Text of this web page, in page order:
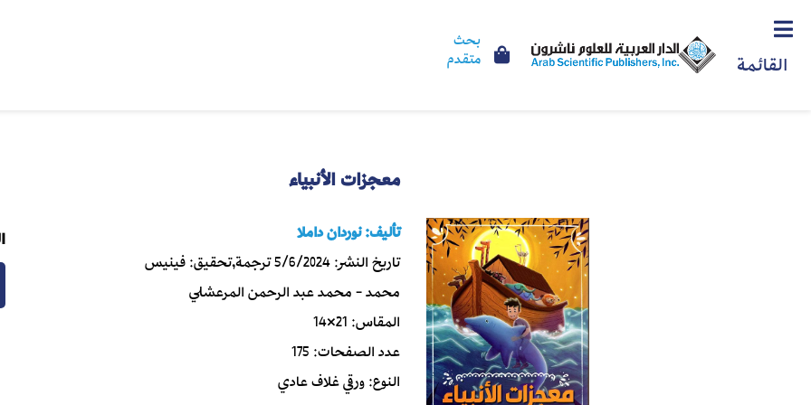
القائمة
بحث
متقدم
معجزات الأنبياء
تأليف:نوردان داملا
تاريخ النشر:5/6/2024ترجمة,تحقيق:فينيس
محمد - محمد عبد الرحمن المرعشلي
المقاس:21×14
عدد الصفحات:175
النوع:ورقي غلاف عادي